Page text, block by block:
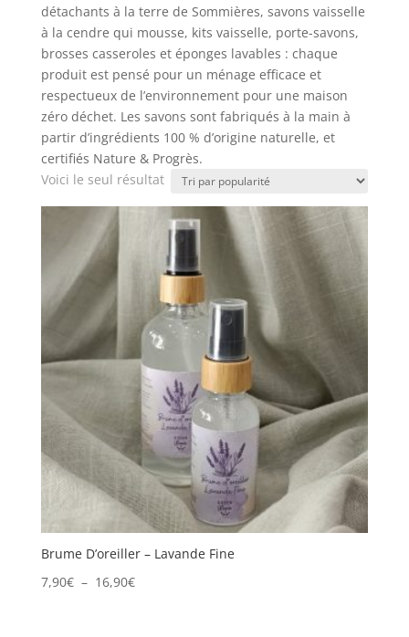
détachants à la terre de Sommières, savons vaisselle
à la cendre qui mousse, kits vaisselle, porte-savons,
brosses casseroles et éponges lavables : chaque
produit est pensé pour un ménage efficace et
respectueux de l’environnement pour une maison
zéro déchet. Les savons sont fabriqués à la main à
partir d’ingrédients 100 % d’origine naturelle, et
certifiés Nature & Progrès.
Voici le seul résultat
Brume D’oreiller – Lavande Fine
7,90€ – 16,90€Plage